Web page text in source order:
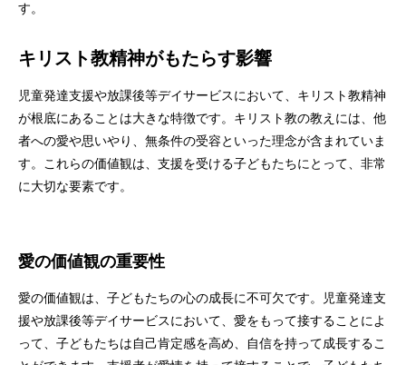
す。
キリスト教精神がもたらす影響
児童発達支援や放課後等デイサービスにおいて、キリスト教精神
が根底にあることは大きな特徴です。キリスト教の教えには、他
者への愛や思いやり、無条件の受容といった理念が含まれていま
す。これらの価値観は、支援を受ける子どもたちにとって、非常
に大切な要素です。
愛の価値観の重要性
愛の価値観は、子どもたちの心の成長に不可欠です。児童発達支
援や放課後等デイサービスにおいて、愛をもって接することによ
って、子どもたちは自己肯定感を高め、自信を持って成長するこ